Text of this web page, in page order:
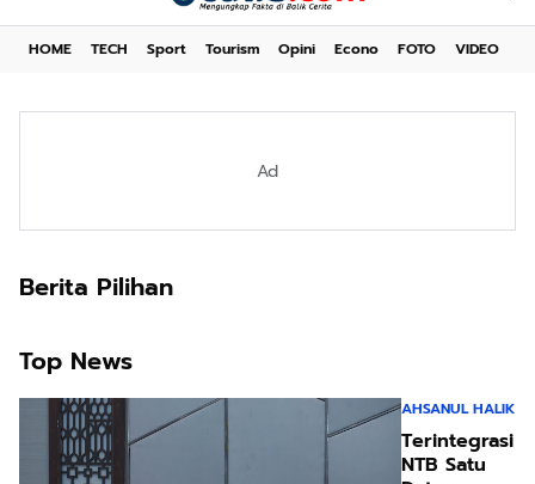
HOME TECH Sport Tourism Opini Econo FOTO VIDEO
Ad
Berita Pilihan
Top News
AHSANUL HALIK
Terintegrasi
NTB Satu